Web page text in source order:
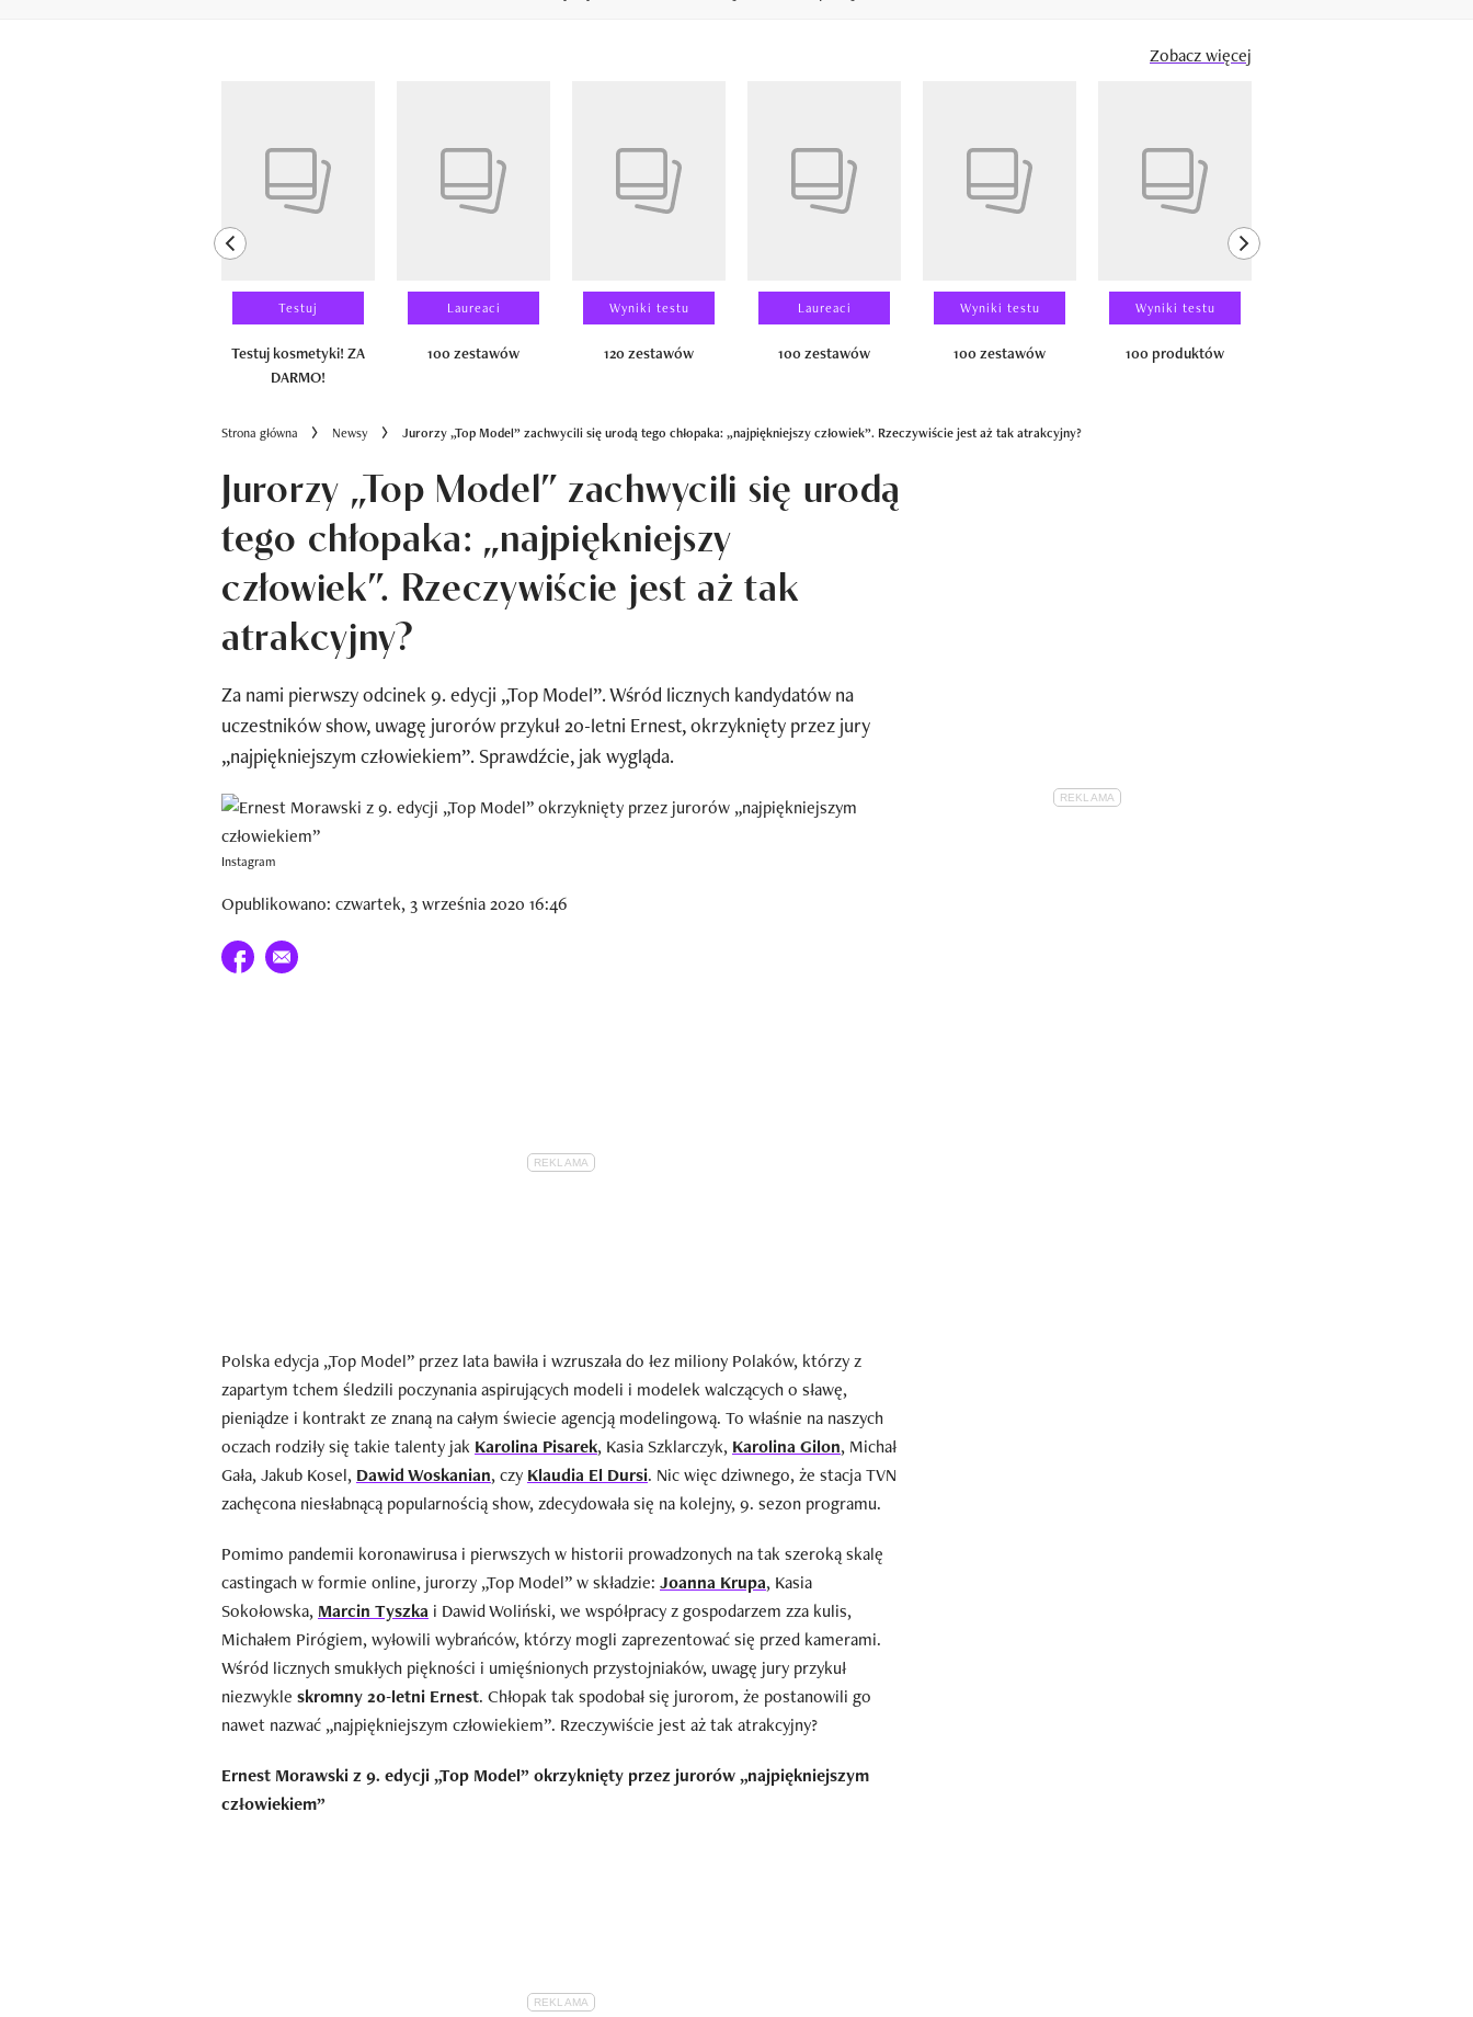
Zobacz więcej
previous element
Testuj
Testuj kosmetyki! ZA
DARMO!
Laureaci
100 zestawów
Wyniki testu
120 zestawów
Laureaci
100 zestawów
Wyniki testu
100 zestawów
Wyniki testu
100 produktów
next element
Strona główna Newsy Jurorzy „Top Model” zachwycili się urodą tego chłopaka: „najpiękniejszy człowiek”. Rzeczywiście jest aż tak atrakcyjny?
Jurorzy „Top Model” zachwycili się urodą
tego chłopaka: „najpiękniejszy
człowiek”. Rzeczywiście jest aż tak
atrakcyjny?
Za nami pierwszy odcinek 9. edycji „Top Model”. Wśród licznych kandydatów na
uczestników show, uwagę jurorów przykuł 20-letni Ernest, okrzyknięty przez jury
„najpiękniejszym człowiekiem”. Sprawdźcie, jak wygląda.
Instagram
Opublikowano: czwartek, 3 września 2020 16:46
Udostępnij na facebook
E-mail do przyjaciela
Polska edycja „Top Model” przez lata bawiła i wzruszała do łez miliony Polaków, którzy z
zapartym tchem śledzili poczynania aspirujących modeli i modelek walczących o sławę,
pieniądze i kontrakt ze znaną na całym świecie agencją modelingową. To właśnie na naszych
oczach rodziły się takie talenty jak Karolina Pisarek, Kasia Szklarczyk, Karolina Gilon, Michał
Gała, Jakub Kosel, Dawid Woskanian, czy Klaudia El Dursi. Nic więc dziwnego, że stacja TVN
zachęcona niesłabnącą popularnością show, zdecydowała się na kolejny, 9. sezon programu.
Pomimo pandemii koronawirusa i pierwszych w historii prowadzonych na tak szeroką skalę
castingach w formie online, jurorzy „Top Model” w składzie: Joanna Krupa, Kasia
Sokołowska, Marcin Tyszka i Dawid Woliński, we współpracy z gospodarzem zza kulis,
Michałem Pirógiem, wyłowili wybrańców, którzy mogli zaprezentować się przed kamerami.
Wśród licznych smukłych piękności i umięśnionych przystojniaków, uwagę jury przykuł
niezwykle skromny 20-letni Ernest. Chłopak tak spodobał się jurorom, że postanowili go
nawet nazwać „najpiękniejszym człowiekiem”. Rzeczywiście jest aż tak atrakcyjny?
Ernest Morawski z 9. edycji „Top Model” okrzyknięty przez jurorów „najpiękniejszym
człowiekiem”